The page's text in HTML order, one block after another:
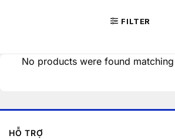
FILTER
No products were found
HỖ TRỢ